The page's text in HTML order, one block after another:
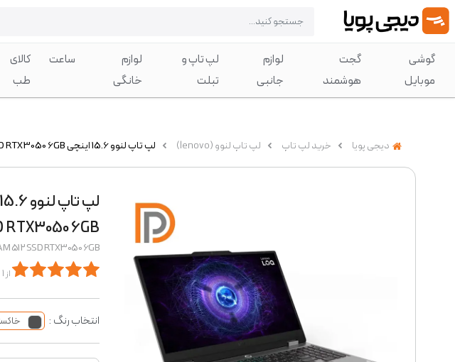
گوشی
موبایل
گجت
هوشمند
لوازم
جانبی
لپ تاپ و
تبلت
لوازم
خانگی
ساعت
کالای
طب
دیجی پویا خرید لپ تاپ لپ تاپ لنوو (lenovo) لپ تاپ لنوو 15.6 اینچی LOQ Gaming i5 12600HX 16GB 512SSD RTX3050 6GB
RTX3050 6GB
512 SSD RTX3050 6GB
از 1
انتخاب رنگ :